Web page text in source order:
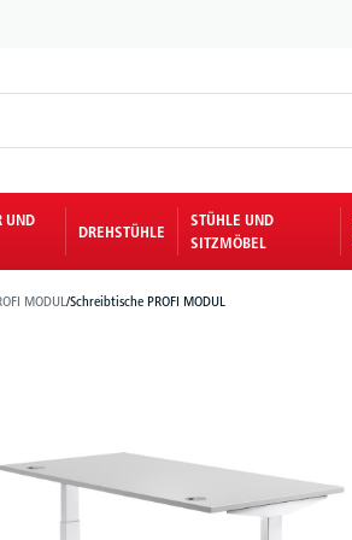
UND
DREHSTÜHLE
STÜHLE UND
SITZMÖBEL
MODUL/Schreibtische PROFI MODUL